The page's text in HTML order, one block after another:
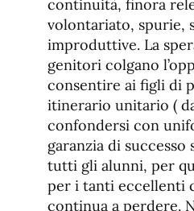
continuità, finora
volontariato, spurie,
improduttive. La
genitori colgano
consentire ai figli di
itinerario unitario (
confondersi con
garanzia di
tutti gli alunni, per
per i tanti eccellenti
continua a perdere.